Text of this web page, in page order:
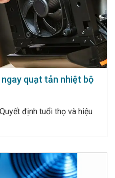
ngay quạt tản nhiệt bộ
định tuổi thọ và hiệu